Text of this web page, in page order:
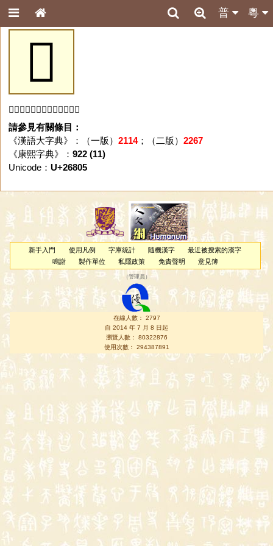
粵
普
𦠅
「𦠅」字未收錄於本資料庫。
請參見有關條目：
《漢語大字典》：（一版） 2114；（二版） 2267
《康熙字典》： 922 (11)
Unicode： U+26805
新手入門 使用凡例 字庫統計 隨機漢字
最近被搜索的漢字
鳴謝
製作單位 私隱政策 免責聲明 意見簿
（管理員 ）
在線人數： 2797
自 2014 年 7 月 8 日起
瀏覽人數： 80322876
使用次數： 294387891